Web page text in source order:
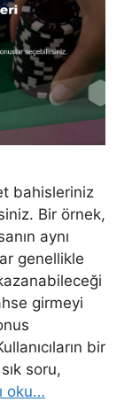
bahisleriniz
Bir örnek,
aynı
genellikle
girmeyi
bir
soru,
oku…